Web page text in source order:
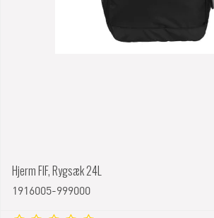
Hjerm FIF, Rygsæk 24L
1916005-999000